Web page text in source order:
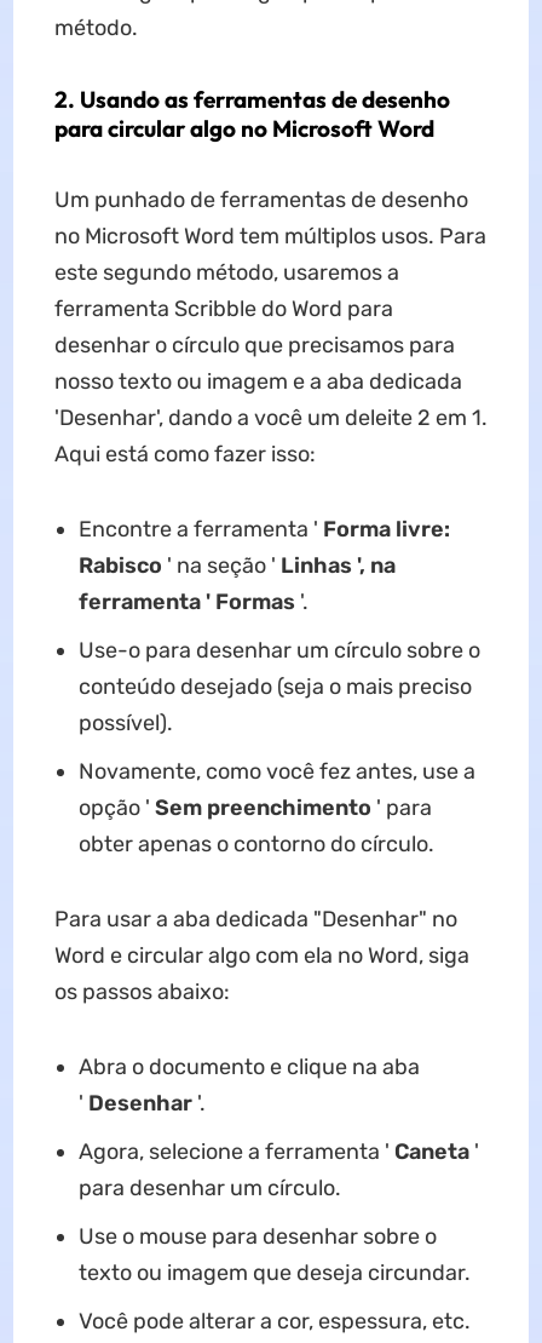
método.
2. Usando as ferramentas de desenho
para circular algo no Microsoft Word
Um punhado de ferramentas de desenho
no Microsoft Word tem múltiplos usos. Para
este segundo método, usaremos a
ferramenta Scribble do Word para
desenhar o círculo que precisamos para
nosso texto ou imagem e a aba dedicada
'Desenhar', dando a você um deleite 2 em 1.
Aqui está como fazer isso:
Encontre a ferramenta ' Forma livre:
Rabisco ' na seção ' Linhas ', na
ferramenta ' Formas '.
Use-o para desenhar um círculo sobre o
conteúdo desejado (seja o mais preciso
possível).
Novamente, como você fez antes, use a
opção ' Sem preenchimento ' para
obter apenas o contorno do círculo.
Para usar a aba dedicada "Desenhar" no
Word e circular algo com ela no Word, siga
os passos abaixo:
Abra o documento e clique na aba
' Desenhar'.
Agora, selecione a ferramenta ' Caneta'
para desenhar um círculo.
Use o mouse para desenhar sobre o
texto ou imagem que deseja circundar.
Você pode alterar a cor, espessura, etc.